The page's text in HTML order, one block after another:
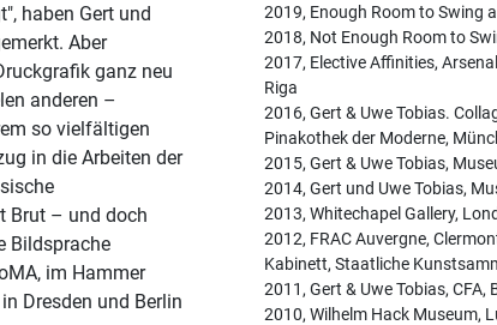
haben Gert und
Aber
ganz neu
anderen –
so vielfältigen
in die Arbeiten der
Brut – und doch
Bildsprache
im Hammer
Dresden und Berlin
2019, Enough Room to Swing
2018, Not Enough Room to
2017, Elective Affinities,
Riga
2016, Gert & Uwe Tobias.
Pinakothek der Moderne,
2015, Gert & Uwe Tobias,
2014, Gert und Uwe Tobias,
2013, Whitechapel Gallery,
2012, FRAC Auvergne,
Kabinett, Staatliche
2011, Gert & Uwe Tobias, CFA,
2010, Wilhelm Hack Museum,